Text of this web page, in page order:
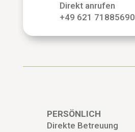
Direkt anrufen
+49 621 71885690
PERSÖNLICH
Direkte Betreuung